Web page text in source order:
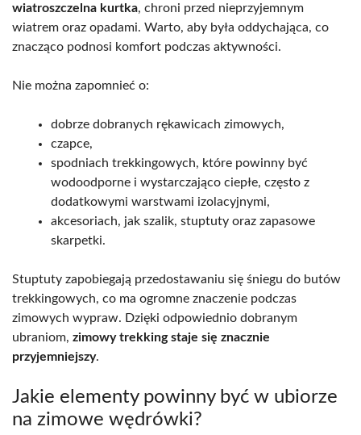
wiatroszczelna kurtka, chroni przed nieprzyjemnym
wiatrem oraz opadami. Warto, aby była oddychająca, co
znacząco podnosi komfort podczas aktywności.
Nie można zapomnieć o:
dobrze dobranych rękawicach zimowych,
czapce,
spodniach trekkingowych, które powinny być
wodoodporne i wystarczająco ciepłe, często z
dodatkowymi warstwami izolacyjnymi,
akcesoriach, jak szalik, stuptuty oraz zapasowe
skarpetki.
Stuptuty zapobiegają przedostawaniu się śniegu do butów
trekkingowych, co ma ogromne znaczenie podczas
zimowych wypraw. Dzięki odpowiednio dobranym
ubraniom, zimowy trekking staje się znacznie
przyjemniejszy.
Jakie elementy powinny być w ubiorze
na zimowe wędrówki?